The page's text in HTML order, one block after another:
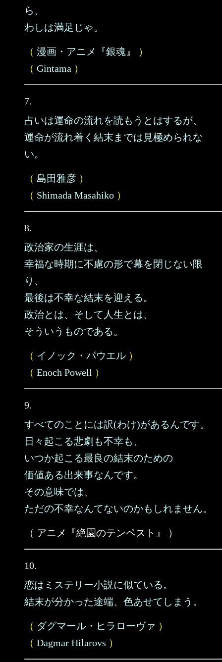
ら、
わしは満足じゃ。
（ 漫画・アニメ『銀魂』
）
（ Gintama ）
7.
占いは運命の流れを読もうとはするが、
運命が流れ着く結末までは見極められな
い。
（ 島田雅彦 ）
（ Shimada Masahiko ）
8.
政治家の生涯は、
幸福な時期に不慮の形で幕を閉じない限
り、
最後は不幸な結末を迎える。
政治とは、そして人生とは、
そういうものである。
（ イノック・パウエル ）
（ Enoch Powell ）
9.
すべてのことには訳(わけ)があるんです。
日々起こる悲劇も不幸も、
いつか起こる最良の結末のための
価値ある出来事なんです。
その意味では、
ただの不幸なんてないのかもしれません。
（ アニメ『絶園のテンペスト』 ）
10.
恋はミステリー小説に似ている。
結末が分かった途端、色あせてしまう。
（ ダグマール・ヒラローヴァ ）
（ Dagmar Hilarovs ）